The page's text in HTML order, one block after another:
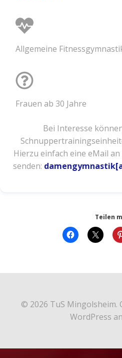
Allgemeine
Frauen ab 30 Jahre
Bei Interesse
Hierzu einfach eine eMail
senden:
Teilen
© 2026 TuS Mingolsheim.
WordPress